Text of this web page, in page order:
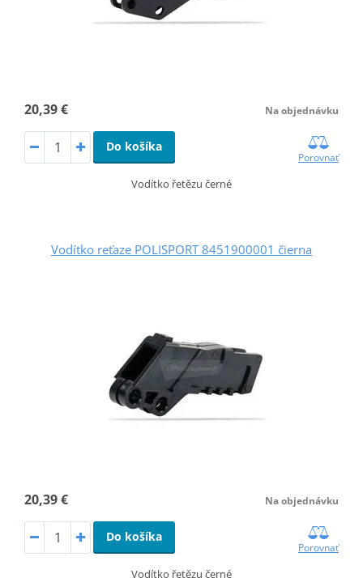
20,39 € Na objednávku
Do košíka
Porovnať
Vodítko řetězu černé
Vodítko reťaze POLISPORT 8451900001 čierna
20,39 € Na objednávku
Do košíka
Porovnať
Vodítko řetězu černé